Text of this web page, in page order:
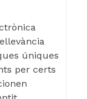
úniques
per certs